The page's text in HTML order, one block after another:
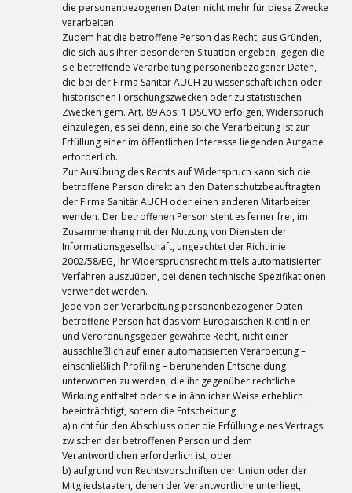
die personenbezogenen Daten nicht mehr für diese Zwecke
verarbeiten.
Zudem hat die betroffene Person das Recht, aus Gründen,
die sich aus ihrer besonderen Situation ergeben, gegen die
sie betreffende Verarbeitung personenbezogener Daten,
die bei der Firma Sanitär AUCH zu wissenschaftlichen oder
historischen Forschungszwecken oder zu statistischen
Zwecken gem. Art. 89 Abs. 1 DSGVO erfolgen, Widerspruch
einzulegen, es sei denn, eine solche Verarbeitung ist zur
Erfüllung einer im öffentlichen Interesse liegenden Aufgabe
erforderlich.
Zur Ausübung des Rechts auf Widerspruch kann sich die
betroffene Person direkt an den Datenschutzbeauftragten
der Firma Sanitär AUCH oder einen anderen Mitarbeiter
wenden. Der betroffenen Person steht es ferner frei, im
Zusammenhang mit der Nutzung von Diensten der
Informationsgesellschaft, ungeachtet der Richtlinie
2002/58/EG, ihr Widerspruchsrecht mittels automatisierter
Verfahren auszuüben, bei denen technische Spezifikationen
verwendet werden.
Jede von der Verarbeitung personenbezogener Daten
betroffene Person hat das vom Europäischen Richtlinien-
und Verordnungsgeber gewährte Recht, nicht einer
ausschließlich auf einer automatisierten Verarbeitung –
einschließlich Profiling – beruhenden Entscheidung
unterworfen zu werden, die ihr gegenüber rechtliche
Wirkung entfaltet oder sie in ähnlicher Weise erheblich
beeinträchtigt, sofern die Entscheidung
a) nicht für den Abschluss oder die Erfüllung eines Vertrags
zwischen der betroffenen Person und dem
Verantwortlichen erforderlich ist, oder
b) aufgrund von Rechtsvorschriften der Union oder der
Mitgliedstaaten, denen der Verantwortliche unterliegt,